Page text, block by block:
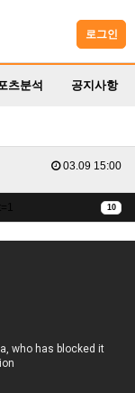
로그인
츠분석 공지사항
03.09 15:00
10